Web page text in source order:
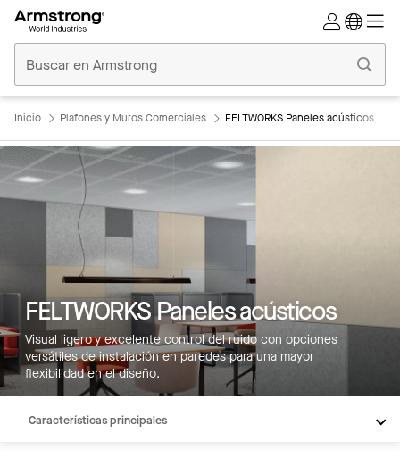
Comerciales
Inicio
Inicio Plafones y Muros Comerciales FELTWORKS Paneles acústicos
FELTWORKS Paneles acústicos
Visual ligero y excelente control del ruido con opciones
versátiles de instalación en paredes para una mayor
flexibilidad en el diseño.
Características principales